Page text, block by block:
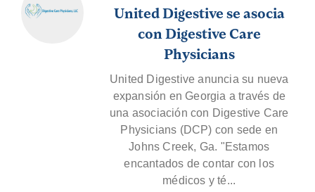
United Digestive se asocia
con Digestive Care
Physicians
United Digestive anuncia su nueva
expansión en Georgia a través de
una asociación con Digestive Care
Physicians (DCP) con sede en
Johns Creek, Ga. "Estamos
encantados de contar con los
médicos y té...